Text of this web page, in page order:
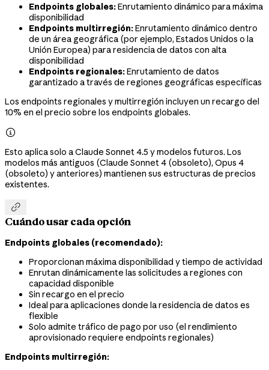
Endpoints globales:Enrutamiento dinámico para máxima
disponibilidad
Endpoints multirregión:Enrutamiento dinámico dentro
de un área geográfica (por ejemplo, Estados Unidos o la
Unión Europea) para residencia de datos con alta
disponibilidad
Endpoints regionales:Enrutamiento de datos
garantizado a través de regiones geográficas específicas
Los endpoints regionales y multirregión incluyen un recargo del
10% en el precio sobre los endpoints globales.

Esto aplica solo a Claude Sonnet 4.5 y modelos futuros. Los
modelos más antiguos (Claude Sonnet 4 (obsoleto), Opus 4
(obsoleto) y anteriores) mantienen sus estructuras de precios
existentes.

Cuándo usar cada opción
Endpoints globales (recomendado):
Proporcionan máxima disponibilidad y tiempo de actividad
Enrutan dinámicamente las solicitudes a regiones con
capacidad disponible
Sin recargo en el precio
Ideal para aplicaciones donde la residencia de datos es
flexible
Solo admite tráfico de pago por uso (el rendimiento
aprovisionado requiere endpoints regionales)
Endpoints multirregión: